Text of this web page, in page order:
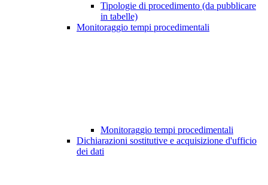
Tipologie di procedimento (da pubblicare
in tabelle)
Monitoraggio tempi procedimentali
Monitoraggio tempi procedimentali
Dichiarazioni sostitutive e acquisizione d'ufficio
dei dati